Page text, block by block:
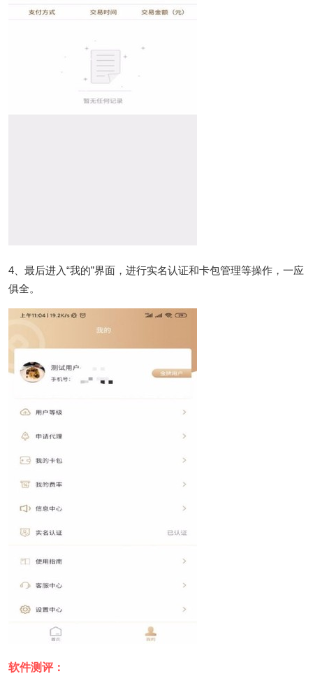
4、最后进入“我的”界面，进行实名认证和卡包管理等操作，一应
俱全。
软件测评：